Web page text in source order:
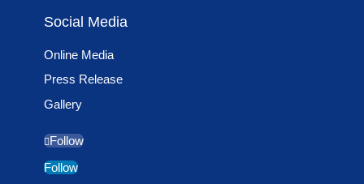
Social Media
Online Media
Press Release
Gallery
Follow
Follow